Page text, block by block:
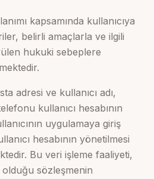
kapsamında kullanıcıya
belirli amaçlarla ve ilgili
hukuki sebeplere
adresi ve kullanıcı adı,
kullanıcı hesabının
uygulamaya giriş
hesabının yönetilmesi
Bu veri işleme faaliyeti,
olduğu sözleşmenin